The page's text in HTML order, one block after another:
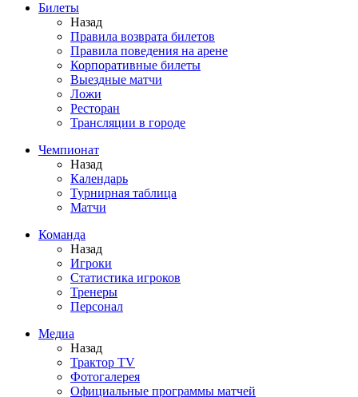
Билеты
Назад
Правила возврата билетов
Правила поведения на арене
Корпоративные билеты
Выездные матчи
Ложи
Ресторан
Трансляции в городе
Чемпионат
Назад
Календарь
Турнирная таблица
Матчи
Команда
Назад
Игроки
Статистика игроков
Тренеры
Персонал
Медиа
Назад
Трактор TV
Фотогалерея
Официальные программы матчей